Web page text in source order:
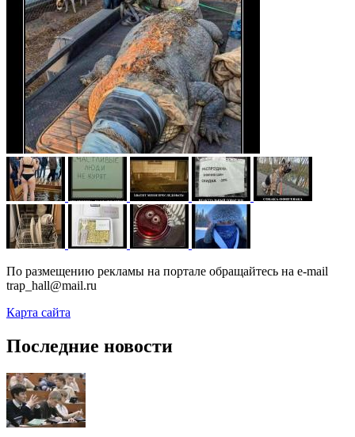
По размещению рекламы на портале обращайтесь на e-mail
trap_hall@mail.ru
Карта сайта
Последние новости